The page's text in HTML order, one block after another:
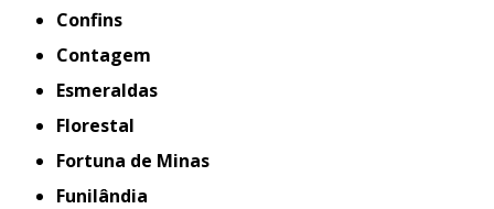
Confins
Contagem
Esmeraldas
Florestal
Fortuna de Minas
Funilândia